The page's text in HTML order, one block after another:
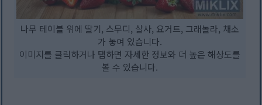
나무 테이블 위에 딸기, 스무디, 살사, 요거트, 그래놀라, 채소
가 놓여 있습니다.
이미지를 클릭하거나 탭하면 자세한 정보와 더 높은 해상도를
볼 수 있습니다.